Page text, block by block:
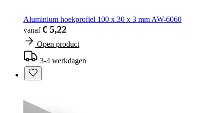
Aluminium hoekprofiel 100 x 30 x 3 mm AW-6060
vanaf€ 5,22
Open product
3-4 werkdagen